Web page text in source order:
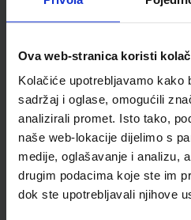
Ova web-stranica koristi
Kolačiće upotrebljavamo kako
sadržaj i oglase, omogućili
analizirali promet. Isto tako,
naše web-lokacije dijelimo s
medije, oglašavanje i analizu,
drugim podacima koje ste im
dok ste upotrebljavali njihove
Omot PVC za
udžbenike;
433x277; tip